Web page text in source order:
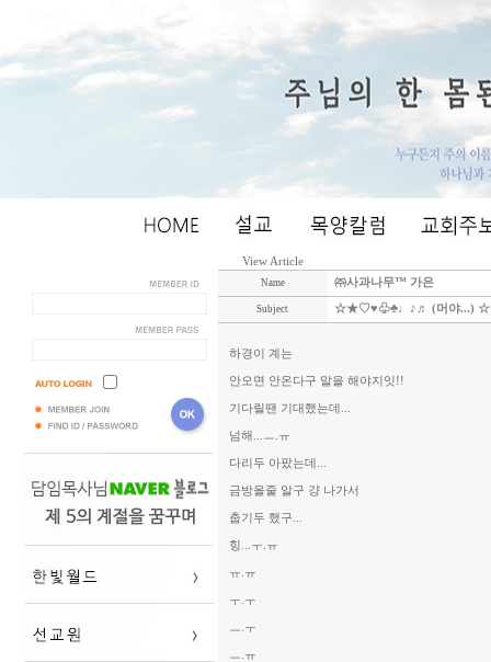
View Article
Name ㈜사과나무™ 가은
Subject ☆★♡♥♧♣♩♪♬ (머야...)
하경이 계는
안오면 안온다구 말을 해야지잇!!
기다릴땐 기대했는데...
넘해...ㅡ.ㅠ
다리두 아팠는데...
금방올줄 알구 걍 나가서
춥기두 했구...
힝...ㅜ.ㅠ
ㅠ.ㅠ
ㅜ.ㅜ
ㅡ.ㅜ
ㅡ.ㅠ